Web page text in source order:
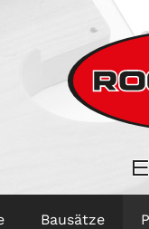
Bausätze